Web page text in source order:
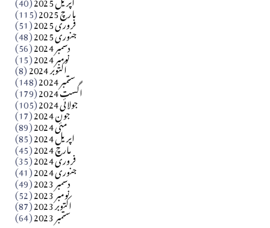
آزاد کشمیر جیسے احتجاج کی ضرورت ہے؟ از،،، ظہیرالدین
مارچ 2025 (115) فروری 2025 (51) جنوری 2025 (48) دسمبر 2024 (56) نومبر 2024 (15) اکتوبر 2024 (8) ستمبر 2024 (148) اگست 2024 (179) جولائی 2024 (105) جون 2024 (17) مئی 2024 (89) اپریل 2024 (85) مارچ 2024 (45) فروری 2024 (35) جنوری 2024 (41) دسمبر 2023 (49) نومبر 2023 (52) اکتوبر 2023 (87) ستمبر 2023 (64)